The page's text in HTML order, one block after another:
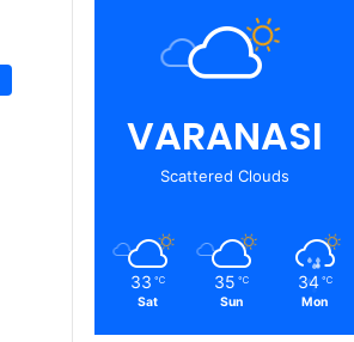
VARANASI
Scattered Clouds
33 ℃
Sat
35 ℃
Sun
34 ℃
Mon